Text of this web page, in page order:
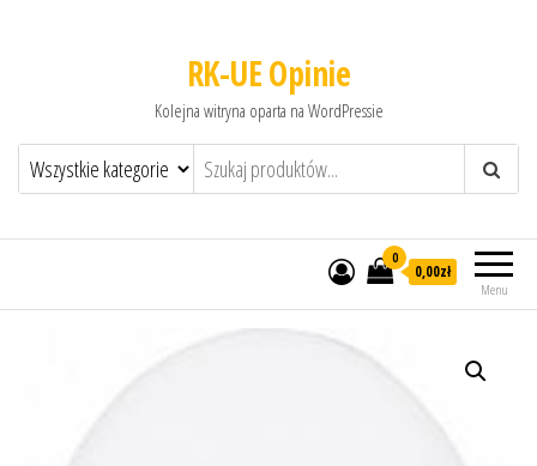
RK-UE Opinie
Kolejna witryna oparta na WordPressie
Menu
0
0,00zł